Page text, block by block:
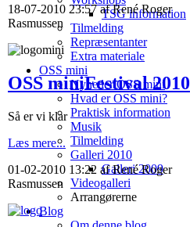
TSG information
Tilmelding
Repræsentanter
Extra materiale
OSS mini
Nyheder OSS mini
Hvad er OSS mini?
Praktisk information
Musik
Tilmelding
Galleri 2010
Galleri 2009
Videogalleri
Arrangørerne
Blog
18-07-2010 23:57 af René Roger
Rasmussen
OSS miniFestival 2010
Så er vi klar
Læs mere...
01-02-2010 13:22 af René Roger
Rasmussen